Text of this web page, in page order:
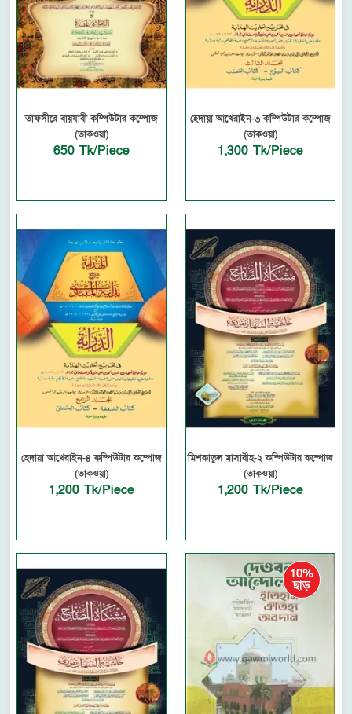
তাফসীরে বায়যাবী কম্পিউটার কম্পোজ
(তাকওয়া)
650 Tk/Piece
হেদায়া আখেরাইন-৩ কম্পিউটার কম্পোজ
(তাকওয়া)
1,300 Tk/Piece
হেদায়া আখেরাইন-৪ কম্পিউটার কম্পোজ
(তাকওয়া)
1,200 Tk/Piece
মিশকাতুল মাসাবীহ-২ কম্পিউটার কম্পোজ
(তাকওয়া)
1,200 Tk/Piece
10%
ছাড়